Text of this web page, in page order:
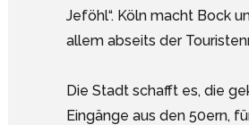
Jeföhl“. Köln macht Bock
allem abseits der
Die Stadt schafft es, die
Eingänge aus den 50ern,